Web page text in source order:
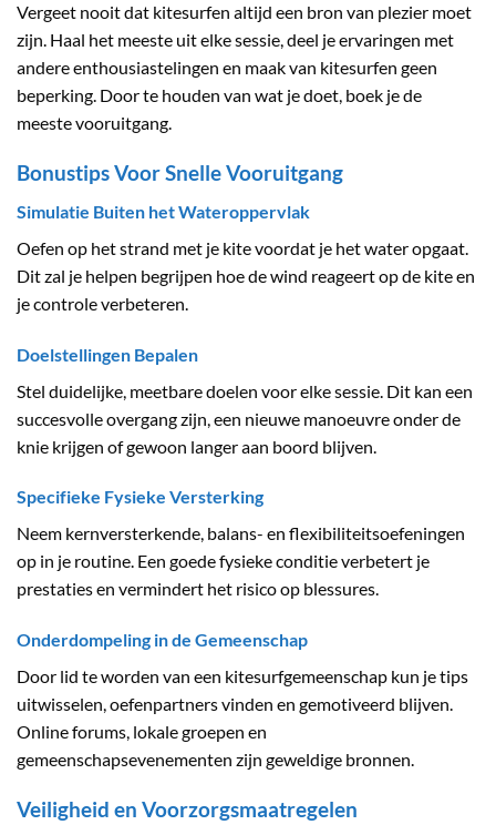
Vergeet nooit dat kitesurfen altijd een bron van plezier moet
zijn. Haal het meeste uit elke sessie, deel je ervaringen met
andere enthousiastelingen en maak van kitesurfen geen
beperking. Door te houden van wat je doet, boek je de
meeste vooruitgang.
Bonustips Voor Snelle Vooruitgang
Simulatie Buiten het Wateroppervlak
Oefen op het strand met je kite voordat je het water opgaat.
Dit zal je helpen begrijpen hoe de wind reageert op de kite en
je controle verbeteren.
Doelstellingen Bepalen
Stel duidelijke, meetbare doelen voor elke sessie. Dit kan een
succesvolle overgang zijn, een nieuwe manoeuvre onder de
knie krijgen of gewoon langer aan boord blijven.
Specifieke Fysieke Versterking
Neem kernversterkende, balans- en flexibiliteitsoefeningen
op in je routine. Een goede fysieke conditie verbetert je
prestaties en vermindert het risico op blessures.
Onderdompeling in de Gemeenschap
Door lid te worden van een kitesurfgemeenschap kun je tips
uitwisselen, oefenpartners vinden en gemotiveerd blijven.
Online forums, lokale groepen en
gemeenschapsevenementen zijn geweldige bronnen.
Veiligheid en Voorzorgsmaatregelen